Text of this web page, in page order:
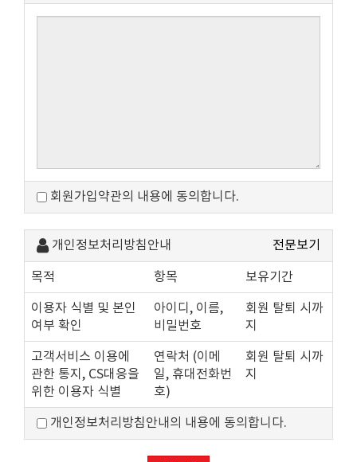
회원가입약관의 내용에 동의합니다.
전문보기
개인정보처리방침안내
목적 항목 보유기간
이용자 식별 및 본인
여부 확인
아이디, 이름,
비밀번호
회원 탈퇴 시까
지
고객서비스 이용에
관한 통지, CS대응을
위한 이용자 식별
연락처 (이메
일, 휴대전화번
호)
회원 탈퇴 시까
지
개인정보처리방침안내의 내용에 동의합니다.